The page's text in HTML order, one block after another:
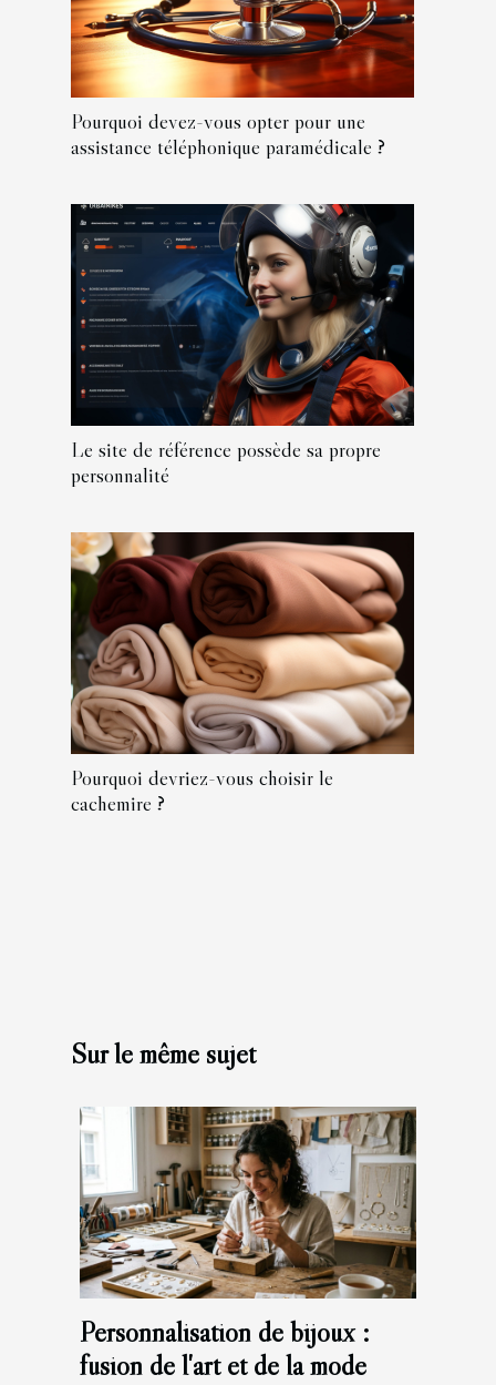
Pourquoi devez-vous opter pour une
assistance téléphonique paramédicale ?
Le site de référence possède sa propre
personnalité
Pourquoi devriez-vous choisir le
cachemire ?
Sur le même sujet
Personnalisation de bijoux :
fusion de l'art et de la mode